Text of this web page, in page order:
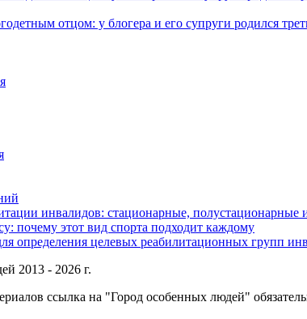
отцом: у блогера и его супруги родился
инвалидов: стационарные,
почему этот вид спорта подходит каждому
определения целевых реабилитационных групп
2013 - 2026 г.
ссылка на "Город особенных людей"